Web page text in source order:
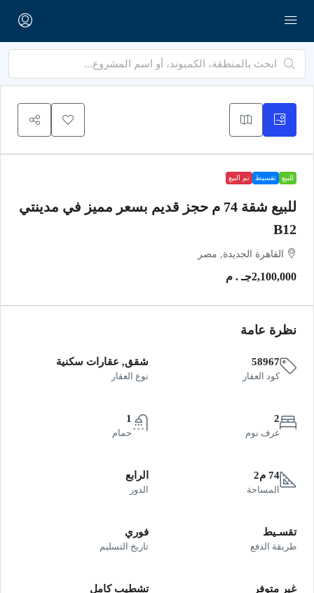
للبيع تقسيط تم البيع
للبيع شقة 74 م حجز قديم بسعر مميز في مدينتي
B12
القاهرة الجديدة, مصر
2,100,000جـ . م
نظرة عامة
58967
كود العقار
شقق, عقارات سكنية
نوع العقار
2
غرف نوم
1
حمام
74 م2
المساحة
الرابع
الدور
تقسـيط
طريقة الدفع
فوري
تاريخ التسليم
غير متوفر تشطيب كامل